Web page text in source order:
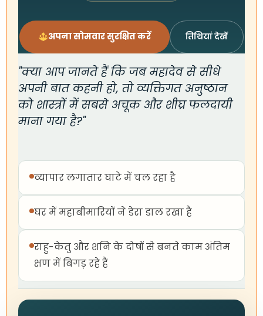
अपना सोमवार सुरक्षित करें तिथियां देखें
"क्या आप जानते हैं कि जब महादेव से सीधे
अपनी बात कहनी हो, तो व्यक्तिगत अनुष्ठान
को शास्त्रों में सबसे अचूक और शीघ्र फलदायी
माना गया है?"
व्यापार लगातार घाटे में चल रहा है
घर में महाबीमारियों ने डेरा डाल रखा है
राहु-केतु और शनि के दोषों से बनते काम अंतिम
क्षण में बिगड़ रहे हैं